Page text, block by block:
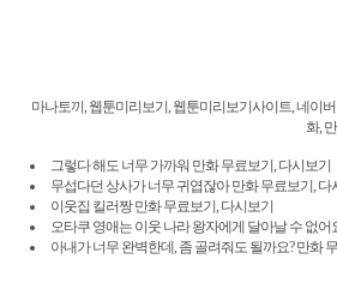
마나토끼, 웹툰미리보기, 웹툰미리보기사이트, 네이
화,
그렇다 해도 너무 가까워 만화 무료보기, 다시보기
무섭다던 상사가 너무 귀엽잖아 만화 무료보기, 다
이웃집 킬러짱 만화 무료보기, 다시보기
오타쿠 영애는 이웃 나라 왕자에게 달아날 수 없어
아내가 너무 완벽한데, 좀 골려줘도 될까요? 만화